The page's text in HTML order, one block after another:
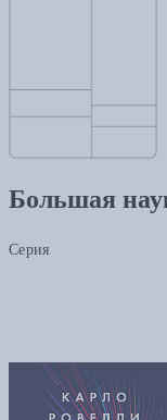
Большая
Серия